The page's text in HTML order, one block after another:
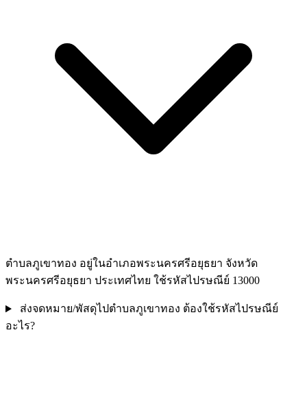
ตำบลภูเขาทอง อยู่ในอำเภอพระนครศรีอยุธยา จังหวัด
พระนครศรีอยุธยา ประเทศไทย ใช้รหัสไปรษณีย์ 13000
ส่งจดหมาย/พัสดุไปตำบลภูเขาทอง ต้องใช้รหัสไปรษณีย์
อะไร?